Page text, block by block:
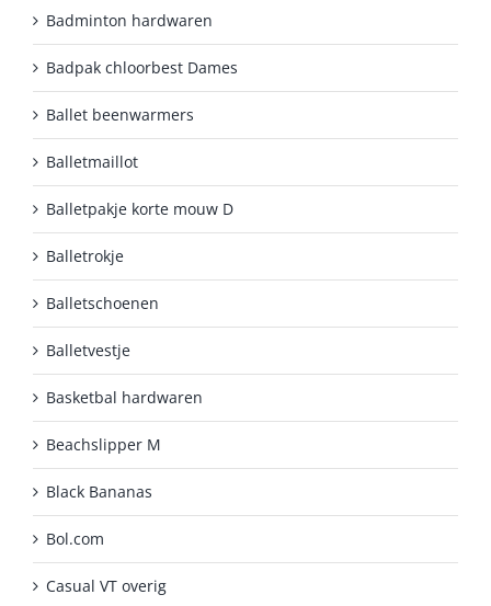
Badminton hardwaren
Badpak chloorbest Dames
Ballet beenwarmers
Balletmaillot
Balletpakje korte mouw D
Balletrokje
Balletschoenen
Balletvestje
Basketbal hardwaren
Beachslipper M
Black Bananas
Bol.com
Casual VT overig